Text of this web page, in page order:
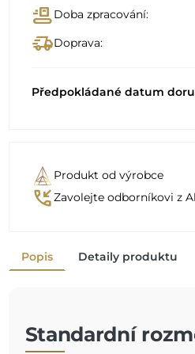
conveyor_beltDoba zpracování:
delivery_truck_speedDoprava:
Předpokládané datum
Produkt od výrobce
phone_callbackZavolejte odborníkovi z
Popis Detaily produktu
Standardní